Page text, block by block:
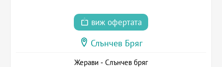
виж офертата
Слънчев Бряг
Жерави - Слънчев бряг